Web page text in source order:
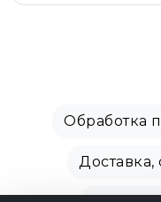
Обработка
Доставка,